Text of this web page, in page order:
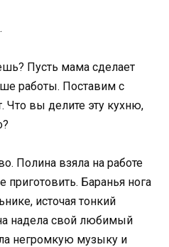
Пусть мама сделает
работы. Поставим с
Что вы делите эту кухню,
Полина взяла на работе
приготовить. Баранья нога
источая тонкий
надела свой любимый
негромкую музыку и